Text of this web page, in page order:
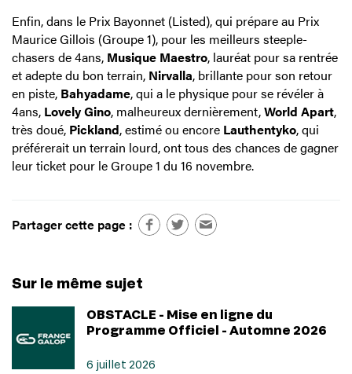
Enfin, dans le Prix Bayonnet (Listed), qui prépare au Prix
Maurice Gillois (Groupe 1), pour les meilleurs steeple-
chasers de 4ans, Musique Maestro, lauréat pour sa rentrée
et adepte du bon terrain, Nirvalla, brillante pour son retour
en piste, Bahyadame, qui a le physique pour se révéler à
4ans, Lovely Gino, malheureux dernièrement,World Apart,
très doué, Pickland, estimé ou encore Lauthentyko, qui
préférerait un terrain lourd, ont tous des chances de gagner
leur ticket pour le Groupe 1 du 16 novembre.
Partager cette page :
Sur le même sujet
OBSTACLE - Mise en ligne du
Programme Officiel - Automne 2026
6 juillet 2026